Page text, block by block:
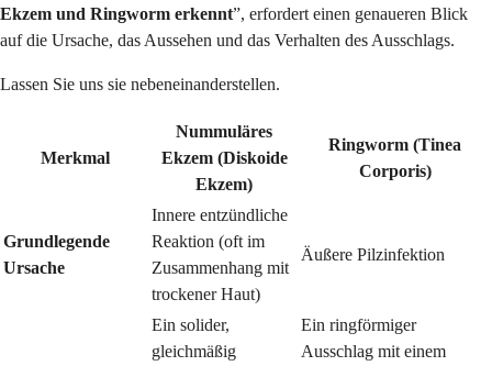
Ekzem und Ringworm erkennt”, erfordert einen genaueren Blick
auf die Ursache, das Aussehen und das Verhalten des Ausschlags.
Lassen Sie uns sie nebeneinanderstellen.
Merkmal
Nummuläres
Ekzem (Diskoide
Ekzem)
Ringworm (Tinea
Corporis)
Grundlegende
Ursache
Innere entzündliche
Reaktion (oft im
Zusammenhang mit
trockener Haut)
Äußere Pilzinfektion
Ein solider,
gleichmäßig
Ein ringförmiger
Ausschlag mit einem